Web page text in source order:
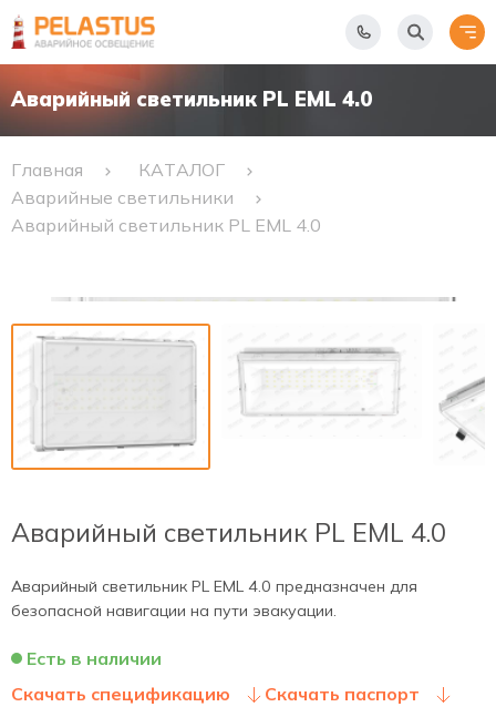
Аварийный светильник PL EML 4.0
Главная
КАТАЛОГ
Аварийные светильники
Аварийный светильник PL EML 4.0
Аварийный светильник PL EML 4.0
Аварийный светильник PL EML 4.0 предназначен для
безопасной навигации на пути эвакуации.
Есть в наличии
Скачать спецификацию
Скачать паспорт